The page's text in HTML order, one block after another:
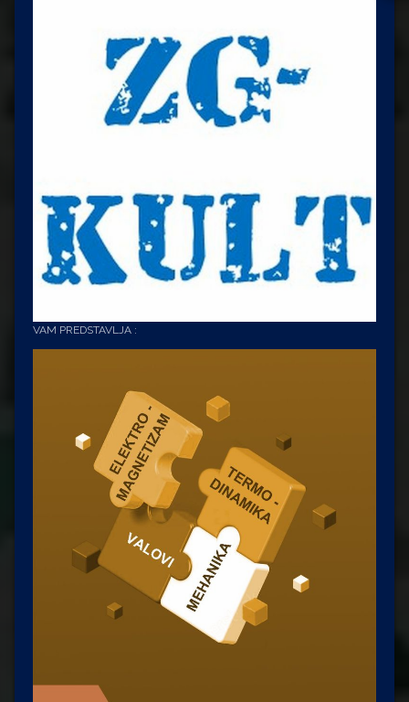
VAM PREDSTAVLJA :